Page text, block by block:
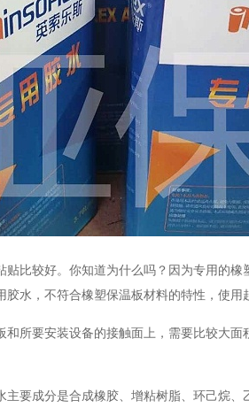
比较好。你知道为什么吗？因为专用的橡
水，不符合橡塑保温板材料的特性，使用
和所要安装设备的接触面上，需要比较大
要成分是合成橡胶、增粘树脂、环己烷